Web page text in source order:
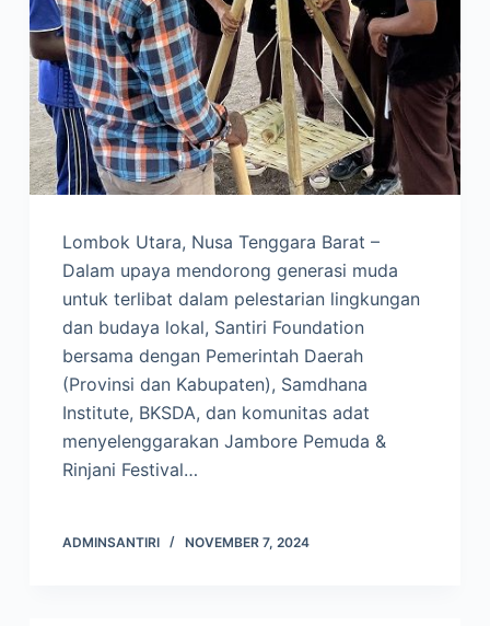
Lombok Utara, Nusa Tenggara Barat –
Dalam upaya mendorong generasi muda
untuk terlibat dalam pelestarian lingkungan
dan budaya lokal, Santiri Foundation
bersama dengan Pemerintah Daerah
(Provinsi dan Kabupaten), Samdhana
Institute, BKSDA, dan komunitas adat
menyelenggarakan Jambore Pemuda &
Rinjani Festival…
ADMINSANTIRI NOVEMBER 7, 2024